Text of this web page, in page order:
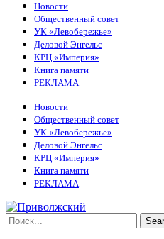
Новости
Общественный совет
УК «Левобережье»
Деловой Энгельс
КРЦ «Империя»
Книга памяти
РЕКЛАМА
Новости
Общественный совет
УК «Левобережье»
Деловой Энгельс
КРЦ «Империя»
Книга памяти
РЕКЛАМА